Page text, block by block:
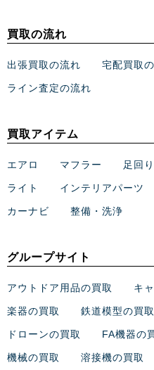
買取の流れ
出張買取の流れ 宅配買取
ライン査定の流れ
買取アイテム
エアロ マフラー 足回り
ライト インテリアパーツ
カーナビ 整備・洗浄
グループサイト
アウトドア用品の買取 キ
楽器の買取 鉄道模型の買取
ドローンの買取 FA機器の
機械の買取 溶接機の買取